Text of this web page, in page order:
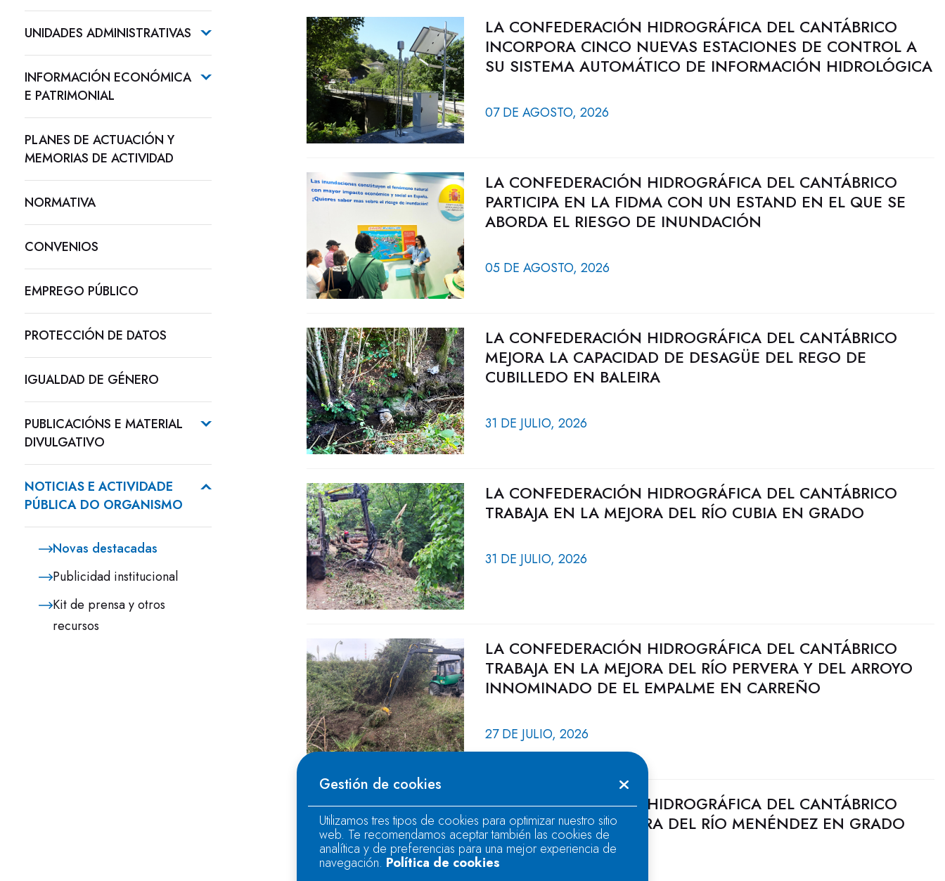
UNIDADES ADMINISTRATIVAS
INFORMACIÓN ECONÓMICA
E PATRIMONIAL
PLANES DE ACTUACIÓN Y
MEMORIAS DE ACTIVIDAD
NORMATIVA
CONVENIOS
EMPREGO PÚBLICO
PROTECCIÓN DE DATOS
IGUALDAD DE GÉNERO
PUBLICACIÓNS E MATERIAL
DIVULGATIVO
NOTICIAS E ACTIVIDADE
PÚBLICA DO ORGANISMO
Novas destacadas
Publicidad institucional
Kit de prensa y otros
recursos
LA CONFEDERACIÓN HIDROGRÁFICA DEL CANTÁBRICO
INCORPORA CINCO NUEVAS ESTACIONES DE CONTROL A
SU SISTEMA AUTOMÁTICO DE INFORMACIÓN HIDROLÓGICA
07 DE AGOSTO, 2026
LA CONFEDERACIÓN HIDROGRÁFICA DEL CANTÁBRICO
PARTICIPA EN LA FIDMA CON UN ESTAND EN EL QUE SE
ABORDA EL RIESGO DE INUNDACIÓN
05 DE AGOSTO, 2026
LA CONFEDERACIÓN HIDROGRÁFICA DEL CANTÁBRICO
MEJORA LA CAPACIDAD DE DESAGÜE DEL REGO DE
CUBILLEDO EN BALEIRA
31 DE JULIO, 2026
LA CONFEDERACIÓN HIDROGRÁFICA DEL CANTÁBRICO
TRABAJA EN LA MEJORA DEL RÍO CUBIA EN GRADO
31 DE JULIO, 2026
LA CONFEDERACIÓN HIDROGRÁFICA DEL CANTÁBRICO
TRABAJA EN LA MEJORA DEL RÍO PERVERA Y DEL ARROYO
INNOMINADO DE EL EMPALME EN CARREÑO
27 DE JULIO, 2026
LA CONFEDERACIÓN HIDROGRÁFICA DEL CANTÁBRICO
TRABAJA EN LA MEJORA DEL RÍO MENÉNDEZ EN GRADO
22 DE JULIO, 2026
Gestión de cookies
Utilizamos tres tipos de cookies para optimizar nuestro sitio
web. Te recomendamos aceptar también las cookies de
analítica y de preferencias para una mejor experiencia de
navegación. Política de cookies